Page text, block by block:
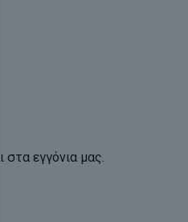
εγγόνια μας.